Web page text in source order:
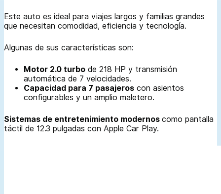
Este auto es ideal para viajes largos y familias grandes
que necesitan comodidad, eficiencia y tecnología.
Algunas de sus características son:
Motor 2.0 turbo de 218 HP y transmisión
automática de 7 velocidades.
Capacidad para 7 pasajeros con asientos
configurables y un amplio maletero.
Sistemas de entretenimiento modernos como pantalla
táctil de 12.3 pulgadas con Apple Car Play.